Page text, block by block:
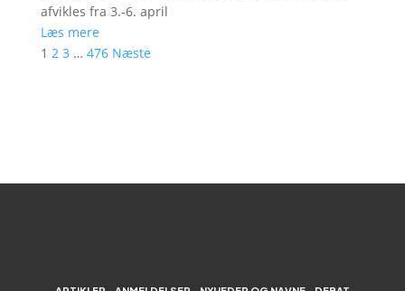
afvikles fra 3.-6. april
Læs mere
1 2 3 … 476 Næste